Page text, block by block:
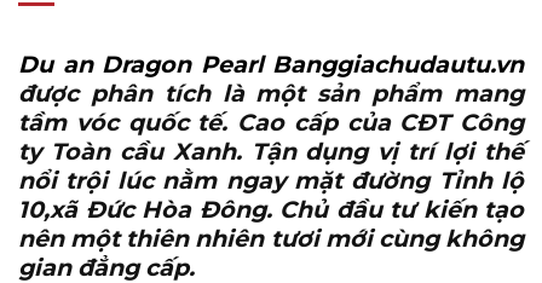
Du an Dragon Pearl Banggiachudautu.vn
được phân tích là một sản phẩm mang
tầm vóc quốc tế. Cao cấp của CĐT Công
ty Toàn cầu Xanh. Tận dụng vị trí lợi thế
nổi trội lúc nằm ngay mặt đường Tỉnh lộ
10,xã Đức Hòa Đông. Chủ đầu tư kiến tạo
nên một thiên nhiên tươi mới cùng không
gian đẳng cấp.